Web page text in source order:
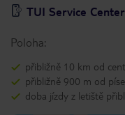
TUI Service
Poloha:
přibližně 10 km od
přibližně 900 m od
doba jízdy z letiště